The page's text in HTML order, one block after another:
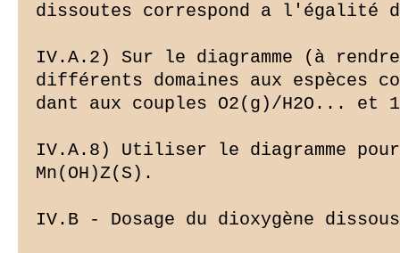
dissoutes correspond a l'égalité
IV.A.2) Sur le diagramme (à
différents domaines aux espèces
dant aux couples O2(g)/H2O... et
IV.A.8) Utiliser le diagramme
Mn(OH)Z(S).
IV.B - Dosage du dioxygène